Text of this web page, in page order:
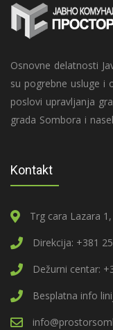
Osnovne delatnosti
su pogrebne usluge i
poslovi upravljanja
grada Sombora i
Kontakt
Trg cara Lazara
Direkcija: +381
Dežurni centar:
Besplatna info